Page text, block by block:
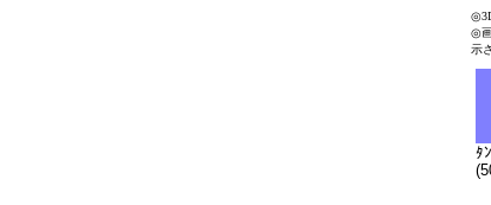
◎
示
ﾀ